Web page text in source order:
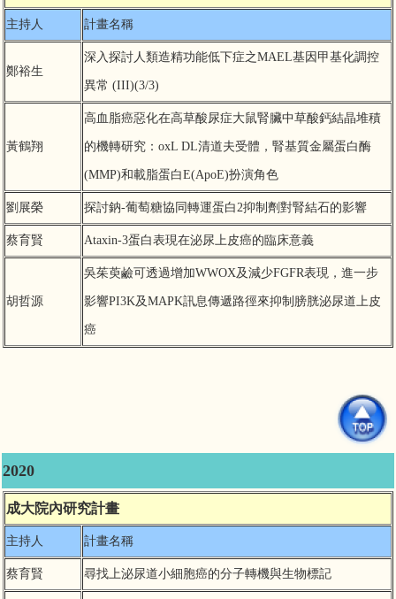
主持人 計畫名稱
鄭裕生
深入探討人類造精功能低下症之MAEL基因甲基化調控
異常 (III)(3/3)
黃鶴翔
高血脂癌惡化在高草酸尿症大鼠腎臟中草酸鈣結晶堆積
的機轉研究：oxL DL清道夫受體，腎基質金屬蛋白酶
(MMP)和載脂蛋白E(ApoE)扮演角色
劉展榮 探討鈉-葡萄糖協同轉運蛋白2抑制劑對腎結石的影響
蔡育賢 Ataxin-3蛋白表現在泌尿上皮癌的臨床意義
胡哲源
吳茱萸鹼可透過增加WWOX及減少FGFR表現，進一步
影響PI3K及MAPK訊息傳遞路徑來抑制膀胱泌尿道上皮
癌
2020
成大院內研究計畫
主持人 計畫名稱
蔡育賢 尋找上泌尿道小細胞癌的分子轉機與生物標記